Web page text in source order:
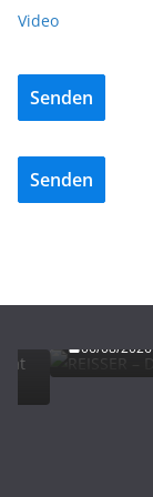
Video
Senden
Senden
REISSER –
06/08/2026 dc